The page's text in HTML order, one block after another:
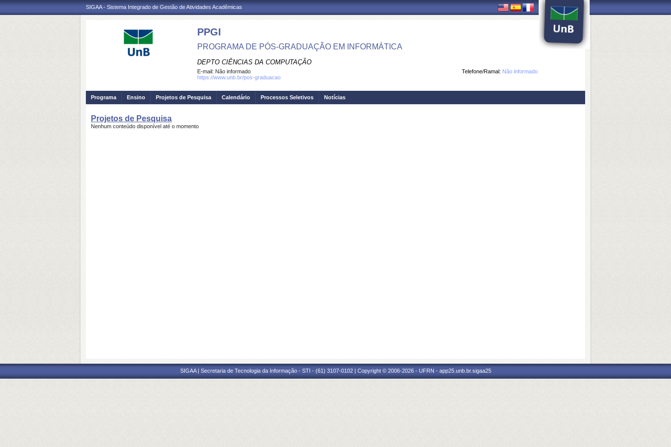
SIGAA - Sistema Integrado de Gestão de Atividades Acadêmicas
PPGI
PROGRAMA DE PÓS-GRADUAÇÃO EM INFORMÁTICA
DEPTO CIÊNCIAS DA COMPUTAÇÃO
Telefone/Ramal: Não informado
E-mail: Não informado
https://www.unb.br/pos-graduacao
Programa Ensino Projetos de Pesquisa Calendário Processos Seletivos Notícias
Projetos de Pesquisa
Nenhum conteúdo disponível até o momento
SIGAA | Secretaria de Tecnologia da Informação - STI - (61) 3107-0102 | Copyright © 2006-2026 - UFRN - app25.unb.br.sigaa25